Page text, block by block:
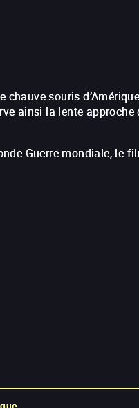
chauve souris
ainsi la lente
Guerre mondiale, le